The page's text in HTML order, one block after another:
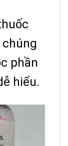
phần
hiểu.